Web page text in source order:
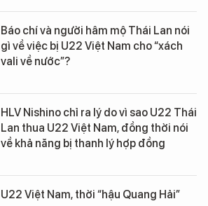
Báo chí và người hâm mộ Thái Lan nói
gì về việc bị U22 Việt Nam cho “xách
vali về nước”?
HLV Nishino chỉ ra lý do vì sao U22 Thái
Lan thua U22 Việt Nam, đồng thời nói
về khả năng bị thanh lý hợp đồng
U22 Việt Nam, thời “hậu Quang Hải”